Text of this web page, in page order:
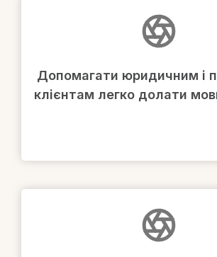
Допомагати юридичним і
клієнтам легко долати